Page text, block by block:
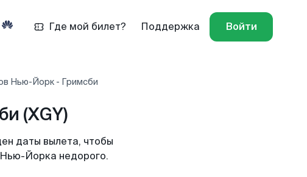
Где мой билет? Поддержка Войти
Нью-Йорк - Гримсби
(XGY)
даты вылета, чтобы
Нью-Йорка недорого.